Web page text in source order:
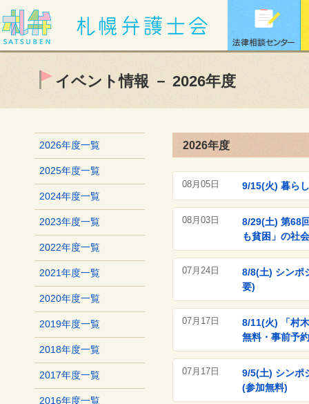
イベント情報 － 2026年度
2026年度一覧
2025年度一覧
2024年度一覧
2023年度一覧
2022年度一覧
2021年度一覧
2020年度一覧
2019年度一覧
2018年度一覧
2017年度一覧
2016年度一覧
2026年度
08月05日 9/15(火) 暮ら
08月03日
8/29(土) 第68
も貧困」の社
07月24日
8/8(土) シンポ
要)
07月17日
8/11(火) 「村
無料・事前予
07月17日
9/5(土) シンポ
(参加無料)